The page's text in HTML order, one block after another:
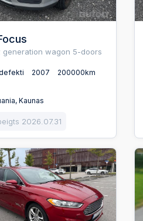
generation wagon 5-doors
2007
200000km
Kaunas
2026.07.31